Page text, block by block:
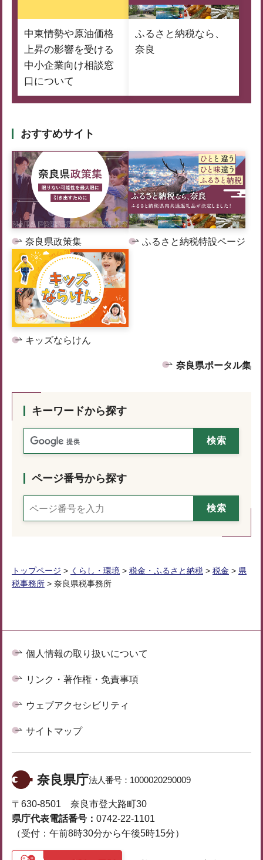
中東情勢や原油価格
上昇の影響を受ける
中小企業向け相談窓
口について
ふるさと納税なら、
奈良
おすすめサイト
奈良県政策集 ふるさと納税特設ページ
キッズならけん
奈良県ポータル集
キーワードから探す
ページ番号から探す
トップページ > くらし・環境 > 税金・ふるさと納税 > 税金 > 県
税事務所 > 奈良県税事務所
個人情報の取り扱いについて
リンク・著作権・免責事項
ウェブアクセシビリティ
サイトマップ
奈良県庁法人番号： 1000020290009
〒630-8501 奈良市登大路町30
県庁代表電話番号： 0742-22-1101
（受付：午前8時30分から午後5時15分）